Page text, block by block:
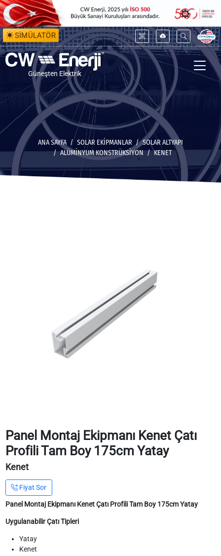
SİMÜLATÖR
Güneşten Elektrik
ANA SAYFA SOLAR EKİPMANLAR
SOLAR ALTYAPI
ALÜMINYUM KONSTRÜKSIYON
KENET
Panel Montaj Ekipmanı Kenet Çatı
Profili Tam Boy 175cm Yatay
Kenet
Fiyat Sor
Panel Montaj Ekipmanı Kenet Çatı Profili Tam Boy 175cm Yatay
Uygulanabilir Çatı Tipleri
Yatay
Kenet